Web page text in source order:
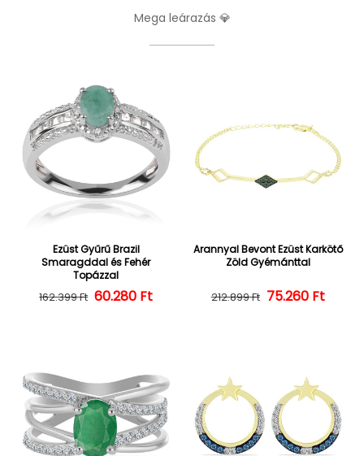
Mega leárazás 💎
Ezüst Gyűrű Brazil
Smaragddal és Fehér
Topázzal
Normál ár
162.399 Ft Kedvezményes ár
60.280 Ft
Arannyal Bevont Ezüst Karkötő
Zöld Gyémánttal
Normál ár
212.899 Ft 75.260 Ft